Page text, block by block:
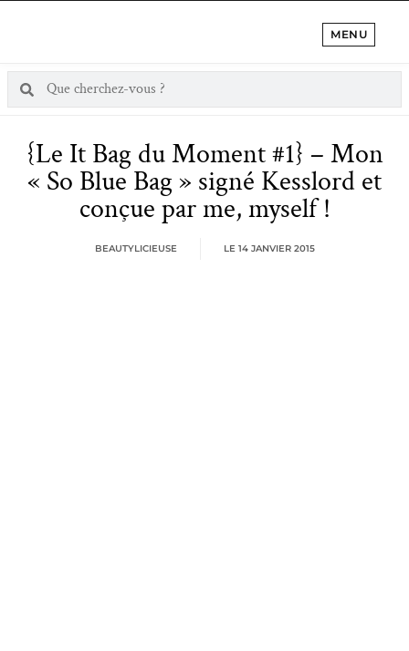
MENU
{Le It Bag du Moment #1} – Mon
« So Blue Bag » signé Kesslord et
conçue par me, myself !
BEAUTYLICIEUSE LE 14 JANVIER 2015